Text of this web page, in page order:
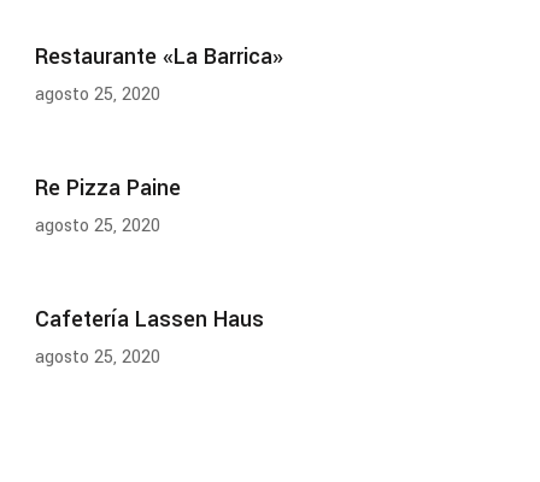
Restaurante «La Barrica»
agosto 25, 2020
Re Pizza Paine
agosto 25, 2020
Cafetería Lassen Haus
agosto 25, 2020